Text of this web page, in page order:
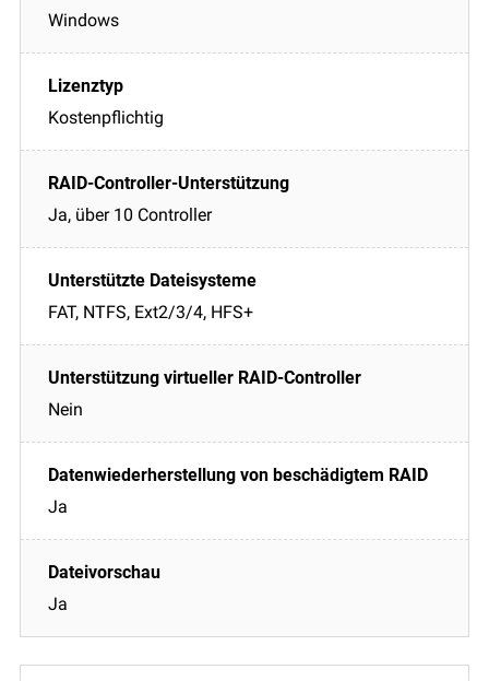
Windows
Kostenpflichtig
Ja, über 10 Controller
FAT, NTFS, Ext2/3/4, HFS+
Nein
Ja
Ja